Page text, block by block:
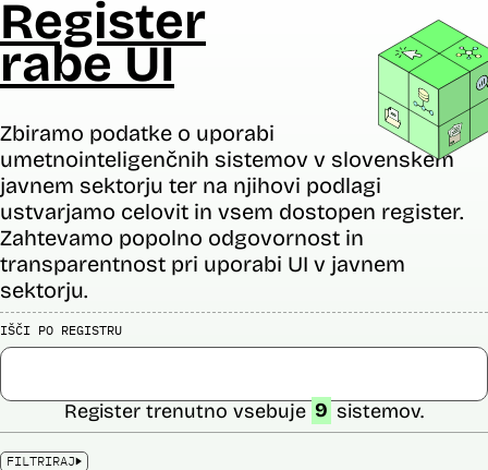
Register
rabe UI
Zbiramo podatke o uporabi
umetnointeligenčnih sistemov v slovenskem
javnem sektorju ter na njihovi podlagi
ustvarjamo celovit in vsem dostopen register.
Zahtevamo popolno odgovornost in
transparentnost pri uporabi UI v javnem
sektorju.
IŠČI PO REGISTRU
FILTRIRAJ
Register trenutno vsebuje 9 sistemov.